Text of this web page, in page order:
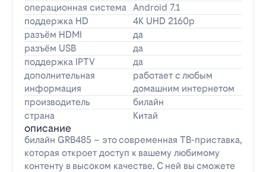
операционная система Android 7.1
поддержка HD
4K UHD 2160p
разъём HDMI
да
разъём USB
да
поддержка IPTV
да
дополнительная
информация
работает с любым
домашним интернетом
производитель
билайн
страна
Китай
описание
билайн GRB485 – это современная ТВ-приставка,
которая откроет доступ к вашему любимому
контенту в высоком качестве. С ней вы сможете